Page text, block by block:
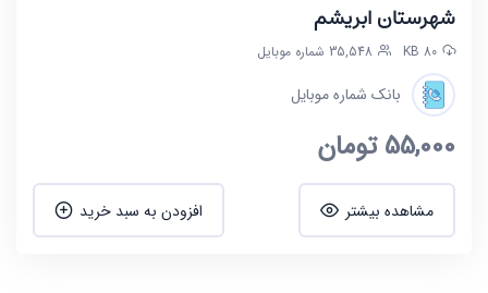
شهرستان ابریشم
80 KB 35,548 شماره موبایل
بانک شماره موبایل
55,000تومان
مشاهده بیشتر افزودن به سبد خرید